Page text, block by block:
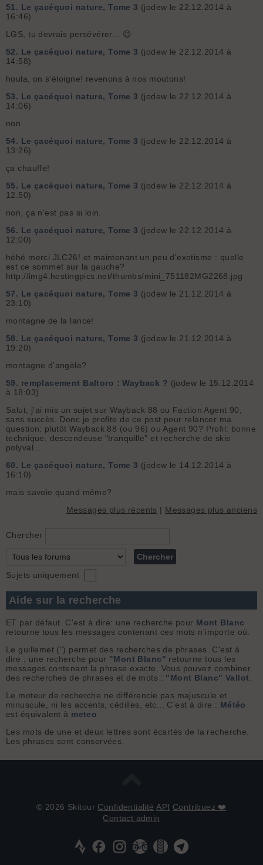
51. Le çacéquoi nature, Tome 3 (jodew le 22.12.2014 à
16:46)
LGS, tu devrais persévérer... 😉
52. Le çacéquoi nature, Tome 3 (jodew le 22.12.2014 à
14:58)
houla, on s'éloigne! revenons à nos moutons!
53. Le çacéquoi nature, Tome 3 (jodew le 22.12.2014 à
14:06)
non
54. Le çacéquoi nature, Tome 3 (jodew le 22.12.2014 à
13:26)
ça chauffe!
55. Le çacéquoi nature, Tome 3 (jodew le 22.12.2014 à
12:50)
non, ça n'est pas si loin.
56. Le çacéquoi nature, Tome 3 (jodew le 22.12.2014 à
12:00)
héhé merci JLC26! et maintenant un peu d'exotisme : quelle
est ce sommet sur la gauche?
http://img4.hostingpics.net/thumbs/mini_751182MG2268.jpg
57. Le çacéquoi nature, Tome 3 (jodew le 21.12.2014 à
23:10)
montagne de la lance!
58. Le çacéquoi nature, Tome 3 (jodew le 21.12.2014 à
19:20)
montagne d'angèle?
59. remplacement Baltoro : Wayback ? (jodew le 15.12.2014
à 18:03)
Salut, j'ai mis un sujet sur Wayback 88 ou Faction Agent 90,
sans succès. Donc je profite de ce post pour relancer ma
question: plutôt Wayback 88 (ou 96) ou Agent 90? Profil: bonne
technique, descendeuse "tranquille" et recherche de skis
polyval...
60. Le çacéquoi nature, Tome 3 (jodew le 14.12.2014 à
16:10)
mais savoie quand même?
Messages plus récents | Messages plus anciens
Chercher
Sujets uniquement
Aide sur la recherche
ET par défaut. C'est à dire: une recherche pour Mont Blanc
retourne tous les messages contenant ces mots n'importe où.
Le guillemet (") permet des recherches de phrases. C'est à
dire : une recherche pour "Mont Blanc" retourne tous les
messages contenant la phrase exacte. Vous pouvez combiner
des recherches de phrases et de mots : "Mont Blanc" Vallot
Le moteur de recherche ne différencie pas majuscule et
minuscule, ni les accents, cédilles, etc... C'est à dire : Météo
est équivalent à meteo
Les mots de une et deux lettres sont écartés de la recherche.
Les phrases sont conservées.
© 2026 Skitour Confidentialité API Contribuez ❤️
Contact admin